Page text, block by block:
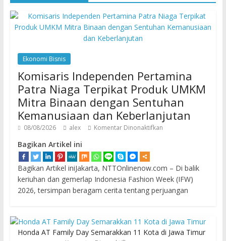
Ekonomi Bisnis
Komisaris Independen Pertamina
Patra Niaga Terpikat Produk UMKM
Mitra Binaan dengan Sentuhan
Kemanusiaan dan Keberlanjutan
08/08/2026 alex Komentar Dinonaktifkan
Bagikan Artikel ini
Bagikan Artikel iniJakarta, NTTOnlinenow.com – Di balik
keriuhan dan gemerlap Indonesia Fashion Week (IFW)
2026, tersimpan beragam cerita tentang perjuangan
Honda AT Family Day Semarakkan 11 Kota di Jawa Timur